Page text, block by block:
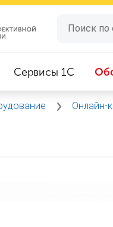
Сервисы 1C
Онлайн-